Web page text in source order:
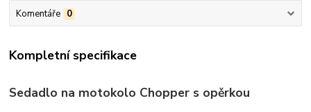
Komentáře 0
Kompletní specifikace
Sedadlo na motokolo Chopper s opěrkou